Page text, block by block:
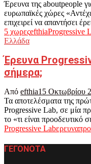
Έρευνα της aboutpeople
ευρωπαϊκές χώρες
επιχειρεί να απαντήσει
5 χωρεςefthiaProgressive
Ελλάδα
Έρευνα
σήμερα;
Από efthia15 Οκτωβρίου
Τα αποτελέσματα της
Progressive Lab, σε μία
το «τι είναι προοδευτικό
Progressive Labερευνα
ΓΕΓΟΝΟΤΑ